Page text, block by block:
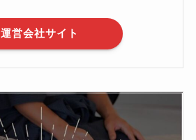
運営会社サイト